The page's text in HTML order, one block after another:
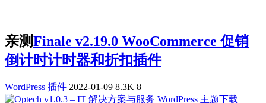
亲测Finale v2.19.0 WooCommerce 促销
倒计时计时器和折扣插件
WordPress 插件 2022-01-09 8.3K 8